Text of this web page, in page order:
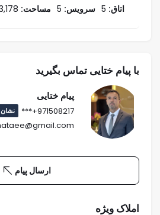
اتاق:
سرویس: مساحت:
با پیام ختایی تماس بگیرید
پیام ختایی
971508217+***
ارسال پیام
املاک ویژه